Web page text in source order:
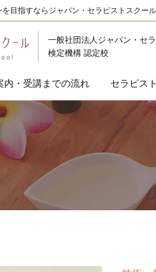
目指すならジャパン・セラピストスクール
一般社団法人ジャパン・セ
検定機構 認定校
内・受講までの流れ セラピス